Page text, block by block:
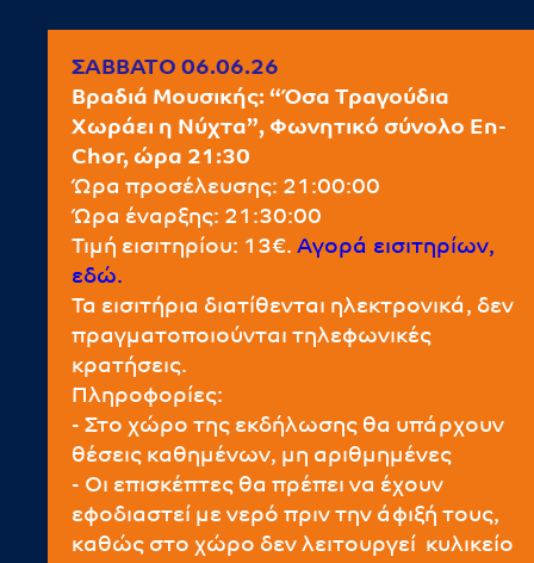
ΣΆΒΒΑΤΟ 06.06.26
Βραδιά Μουσικής: “Όσα Τραγούδια
Χωράει η Νύχτα”, Φωνητικό σύνολο En-
Chor, ώρα 21:30
Ώρα προσέλευσης: 21:00:00
Ώρα έναρξης: 21:30:00
Τιμή εισιτηρίου: 13€. Αγορά εισιτηρίων,
εδώ.
Τα εισιτήρια διατίθενται ηλεκτρονικά, δεν
πραγματοποιούνται τηλεφωνικές
κρατήσεις.
Πληροφορίες:
- Στο χώρο της εκδήλωσης θα υπάρχουν
θέσεις καθημένων, μη αριθμημένες
- Οι επισκέπτες θα πρέπει να έχουν
εφοδιαστεί με νερό πριν την άφιξή τους,
καθώς στο χώρο δεν λειτουργεί κυλικείο